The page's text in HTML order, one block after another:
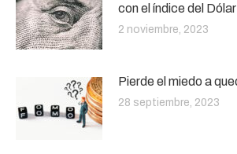
con el índice del Dólar
2 noviembre, 2023
Pierde el miedo a
28 septiembre, 2023